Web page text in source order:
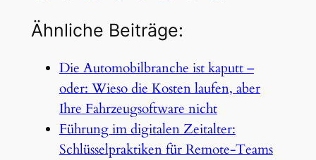
Ähnliche Beiträge:
Die Automobilbranche ist kaputt –
oder: Wieso die Kosten laufen, aber
Ihre Fahrzeugsoftware nicht
Führung im digitalen Zeitalter:
Schlüsselpraktiken für Remote-Teams